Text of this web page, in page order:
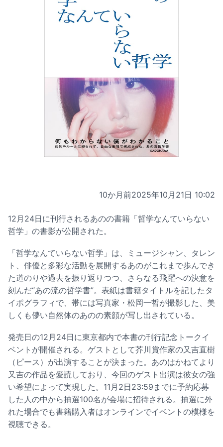
10か月前2025年10月21日 10:02
12月24日に刊行されるあのの書籍「哲学なんていらない
哲学」の書影が公開された。
「哲学なんていらない哲学」は、ミュージシャン、タレン
ト、俳優と多彩な活動を展開するあのがこれまで歩んでき
た道のりや過去を振り返りつつ、さらなる飛躍への決意を
刻んだ“あの流の哲学書”。表紙は書籍タイトルを記したタ
イポグラフィで、帯には写真家・松岡一哲が撮影した、美
しくも儚い自然体のあのの素顔が写し出されている。
発売日の12月24日に東京都内で本書の刊行記念トークイ
ベントが開催される。ゲストとして芥川賞作家の又吉直樹
（ピース）が出演することが決まった。あのはかねてより
又吉の作品を愛読しており、今回のゲスト出演は彼女の強
い希望によって実現した。11月2日23:59までに予約応募
した人の中から抽選100名が会場に招待される。抽選に外
れた場合でも書籍購入者はオンラインでイベントの模様を
視聴できる。